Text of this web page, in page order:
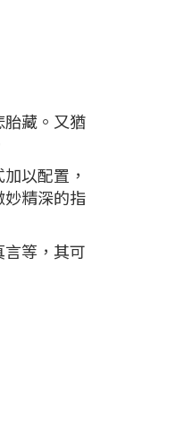
藏。又猶
以配置，
精深的指
等，其可